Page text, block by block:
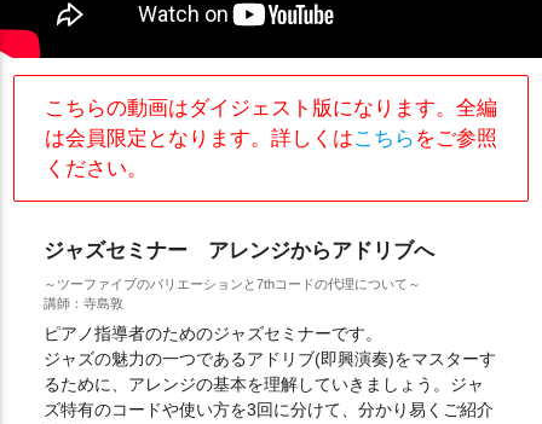
こちらの動画はダイジェスト版になります。全編
は会員限定となります。詳しくはこちら をご参照
ください。
ジャズセミナー アレンジからアドリブへ
～ツーファイブのバリエーションと7thコードの代理について～
講師：寺島敦
ピアノ指導者のためのジャズセミナーです。
ジャズの魅力の一つであるアドリブ(即興演奏)をマスターす
るために、アレンジの基本を理解していきましょう。ジャ
ズ特有のコードや使い方を3回に分けて、分かり易くご紹介